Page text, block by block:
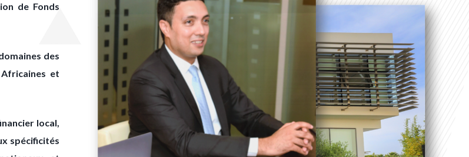
de Fonds
des
et
local,
spécificités